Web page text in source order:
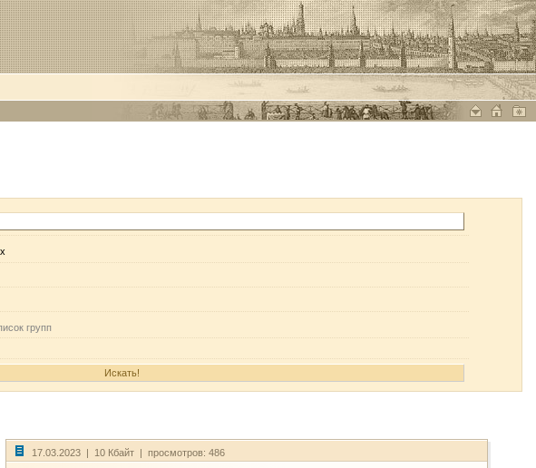
групп
17.03.2023 | 10 Кбайт | просмотров: 486